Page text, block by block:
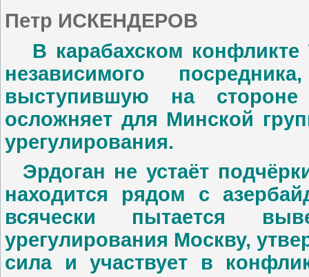
Петр ИСКЕНДЕРОВ
В карабахском конфликте
независимого
выступившую на стороне
осложняет для Минской
урегулирования.
Эрдоган не устаёт
находится рядом с
всячески пытается
урегулирования Москву,
сила и участвует в